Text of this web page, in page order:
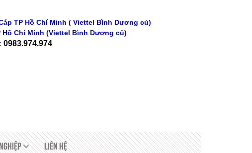
TP Hồ Chí Minh ( Viettel Bình Dương củ)
Hồ Chí Minh (Viettel Bình Dương củ)
: 0983.974.974
Liên hệ